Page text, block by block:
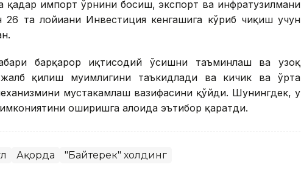
қадар импорт ўрнини босиш, экспорт ва инфратузилмани
26 та лойиҳани Инвестиция кенгашига кўриб чиқиш учун
барқарор иқтисодий ўсишни таъминлаш ва узоқ
қилиш муҳимлигини таъкидлади ва кичик ва ўрта
мустаҳкамлаш вазифасини қўйди. Шунингдек, у
оширишга алоҳида эътибор қаратди.
Ақорда "Байтерек" холдинг